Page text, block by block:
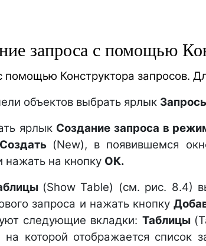
запроса с помощью
помощью Конструктора запросов.
объектов выбрать ярлык
ярлык Создание запроса в
Создать (New), в появившемся
нажать на кнопку ОК.
(Show Table) (см. рис. 8.4)
запроса и нажать кнопку
следующие вкладки: Таблицы
на которой отображается список